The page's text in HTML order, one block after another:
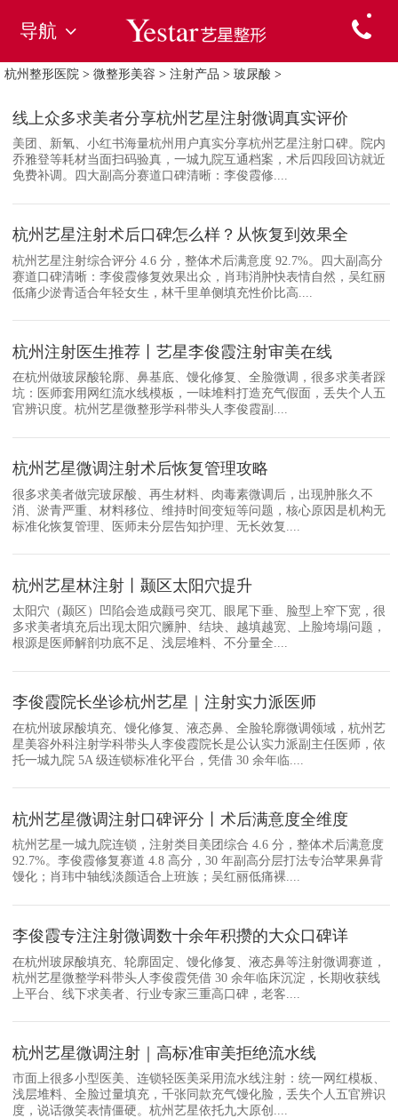
导航
杭州整形医院 > 微整形美容 > 注射产品 > 玻尿酸 >
线上众多求美者分享杭州艺星注射微调真实评价
美团、新氧、小红书海量杭州用户真实分享杭州艺星注射口碑。院内
乔雅登等耗材当面扫码验真，一城九院互通档案，术后四段回访就近
免费补调。四大副高分赛道口碑清晰：李俊霞修....
杭州艺星注射术后口碑怎么样？从恢复到效果全
杭州艺星注射综合评分 4.6 分，整体术后满意度 92.7%。四大副高分
赛道口碑清晰：李俊霞修复效果出众，肖玮消肿快表情自然，吴红丽
低痛少淤青适合年轻女生，林千里单侧填充性价比高....
杭州注射医生推荐丨艺星李俊霞注射审美在线
在杭州做玻尿酸轮廓、鼻基底、馒化修复、全脸微调，很多求美者踩
坑：医师套用网红流水线模板，一味堆料打造充气假面，丢失个人五
官辨识度。杭州艺星微整形学科带头人李俊霞副....
杭州艺星微调注射术后恢复管理攻略
很多求美者做完玻尿酸、再生材料、肉毒素微调后，出现肿胀久不
消、淤青严重、材料移位、维持时间变短等问题，核心原因是机构无
标准化恢复管理、医师未分层告知护理、无长效复....
杭州艺星林注射丨颞区太阳穴提升
太阳穴（颞区）凹陷会造成颧弓突兀、眼尾下垂、脸型上窄下宽，很
多求美者填充后出现太阳穴臃肿、结块、越填越宽、上脸垮塌问题，
根源是医师解剖功底不足、浅层堆料、不分量全....
李俊霞院长坐诊杭州艺星｜注射实力派医师
在杭州玻尿酸填充、馒化修复、液态鼻、全脸轮廓微调领域，杭州艺
星美容外科注射学科带头人李俊霞院长是公认实力派副主任医师，依
托一城九院 5A 级连锁标准化平台，凭借 30 余年临....
杭州艺星微调注射口碑评分丨术后满意度全维度
杭州艺星一城九院连锁，注射类目美团综合 4.6 分，整体术后满意度
92.7%。李俊霞修复赛道 4.8 高分，30 年副高分层打法专治苹果鼻背
馒化；肖玮中轴线淡颜适合上班族；吴红丽低痛裸....
李俊霞专注注射微调数十余年积攒的大众口碑详
在杭州玻尿酸填充、轮廓固定、馒化修复、液态鼻等注射微调赛道，
杭州艺星微整学科带头人李俊霞凭借 30 余年临床沉淀，长期收获线
上平台、线下求美者、行业专家三重高口碑，老客....
杭州艺星微调注射｜高标准审美拒绝流水线
市面上很多小型医美、连锁轻医美采用流水线注射：统一网红模板、
浅层堆料、全脸过量填充，千张同款充气馒化脸，丢失个人五官辨识
度，说话微笑表情僵硬。杭州艺星依托九大原创....